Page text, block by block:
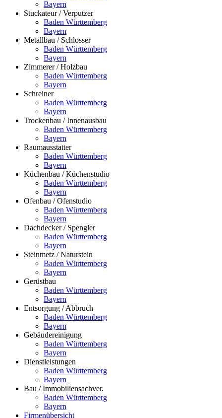
Bayern
Stuckateur / Verputzer
Baden Württemberg
Bayern
Metallbau / Schlosser
Baden Württemberg
Bayern
Zimmerer / Holzbau
Baden Württemberg
Bayern
Schreiner
Baden Württemberg
Bayern
Trockenbau / Innenausbau
Baden Württemberg
Bayern
Raumausstatter
Baden Württemberg
Bayern
Küchenbau / Küchenstudio
Baden Württemberg
Bayern
Ofenbau / Ofenstudio
Baden Württemberg
Bayern
Dachdecker / Spengler
Baden Württemberg
Bayern
Steinmetz / Naturstein
Baden Württemberg
Bayern
Gerüstbau
Baden Württemberg
Bayern
Entsorgung / Abbruch
Baden Württemberg
Bayern
Gebäudereinigung
Baden Württemberg
Bayern
Dienstleistungen
Baden Württemberg
Bayern
Bau / Immobiliensachver.
Baden Württemberg
Bayern
Firmenübersicht